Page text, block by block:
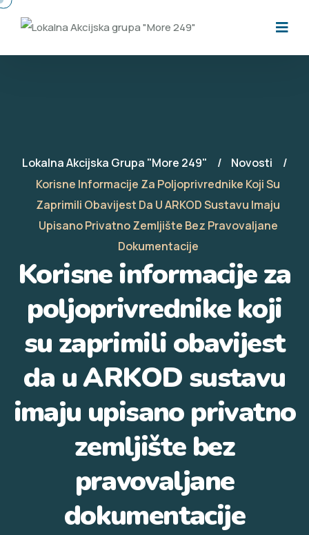
Lokalna Akcijska Grupa "More 249"
Novosti
Korisne Informacije Za Poljoprivrednike Koji Su
Zaprimili Obavijest Da U ARKOD Sustavu Imaju
Upisano Privatno Zemljište Bez Pravovaljane
Dokumentacije
Korisne informacije za
poljoprivrednike koji
su zaprimili obavijest
da u ARKOD sustavu
imaju upisano privatno
zemljište bez
pravovaljane
dokumentacije